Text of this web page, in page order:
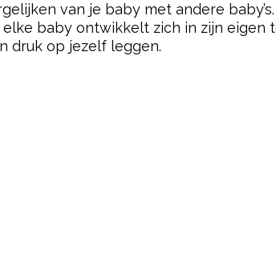
van je baby met andere
baby ontwikkelt zich in zijn eigen
druk op jezelf leggen.